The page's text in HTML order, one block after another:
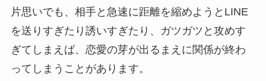
片思いでも、相手と急速に距離を縮めようとLINE
を送りすぎたり誘いすぎたり、ガツガツと攻めす
ぎてしまえば、恋愛の芽が出るまえに関係が終わ
ってしまうことがあります。